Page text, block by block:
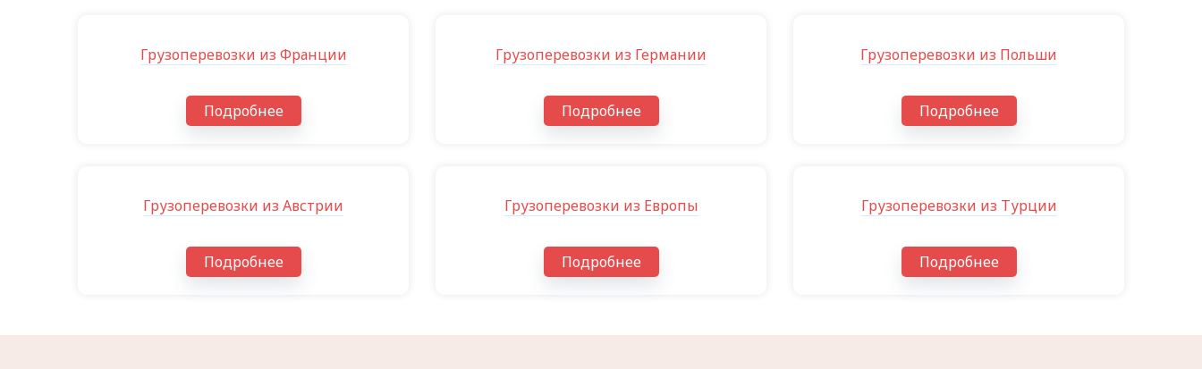
Грузоперевозки из Франции
Подробнее
Грузоперевозки из Германии
Подробнее
Грузоперевозки из Польши
Подробнее
Грузоперевозки из Австрии
Подробнее
Грузоперевозки из Европы
Подробнее
Грузоперевозки из Турции
Подробнее